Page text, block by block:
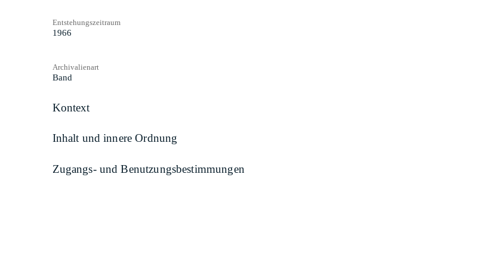
Entstehungszeitraum
1966
Archivalienart
Band
Kontext
Inhalt und innere Ordnung
Zugangs- und Benutzungsbestimmungen